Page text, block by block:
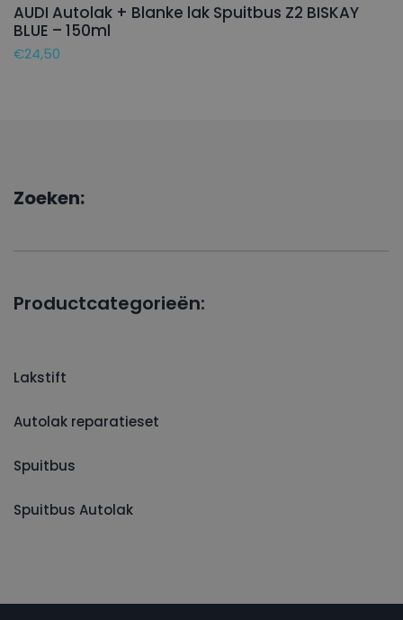
AUDI Autolak + Blanke lak Spuitbus Z2 BISKAY
BLUE – 150ml
€24,50
Zoeken:
Productcategorieën:
Lakstift
Autolak reparatieset
Spuitbus
Spuitbus Autolak